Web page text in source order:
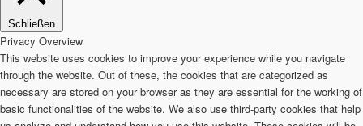
Schließen
Privacy Overview
This website uses cookies to improve your experience while you navigate
through the website. Out of these, the cookies that are categorized as
necessary are stored on your browser as they are essential for the working of
basic functionalities of the website. We also use third-party cookies that help